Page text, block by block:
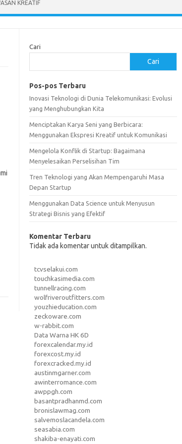
KREATIF
Cari
Cari
Pos-pos Terbaru
Inovasi Teknologi di Dunia Telekomunikasi: Evolusi
yang Menghubungkan Kita
Menciptakan Karya Seni yang Berbicara:
Menggunakan Ekspresi Kreatif untuk Komunikasi
Mengelola Konflik di Startup: Bagaimana
Menyelesaikan Perselisihan Tim
Tren Teknologi yang Akan Mempengaruhi Masa
Depan Startup
Menggunakan Data Science untuk Menyusun
Strategi Bisnis yang Efektif
Komentar Terbaru
Tidak ada komentar untuk ditampilkan.
tcvselakui.com
touchkasimedia.com
tunnellracing.com
wolfriveroutfitters.com
youzhieducation.com
zeckoware.com
w-rabbit.com
Data Warna HK 6D
forexcalendar.my.id
forexcost.my.id
forexcracked.my.id
austinmgarner.com
awinterromance.com
awppgh.com
basantpradhanmd.com
bronislawmag.com
salvemoslacandela.com
seasabia.com
shakiba-enayati.com